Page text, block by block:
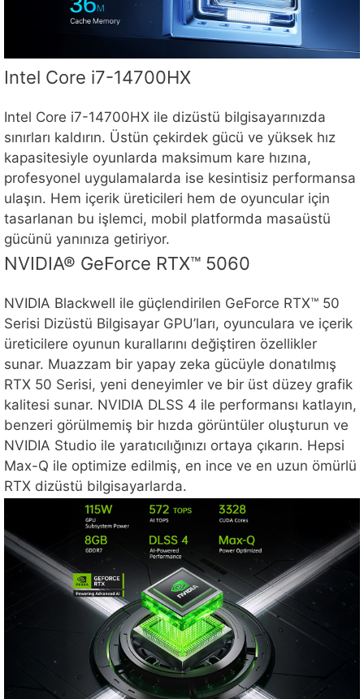
Intel Core i7-14700HX
Intel Core i7-14700HX ile dizüstü bilgisayarınızda
sınırları kaldırın. Üstün çekirdek gücü ve yüksek hız
kapasitesiyle oyunlarda maksimum kare hızına,
profesyonel uygulamalarda ise kesintisiz performansa
ulaşın. Hem içerik üreticileri hem de oyuncular için
tasarlanan bu işlemci, mobil platformda masaüstü
gücünü yanınıza getiriyor.
NVIDIA® GeForce RTX™ 5060
NVIDIA Blackwell ile güçlendirilen GeForce RTX™ 50
Serisi Dizüstü Bilgisayar GPU’ları, oyunculara ve içerik
üreticilere oyunun kurallarını değiştiren özellikler
sunar. Muazzam bir yapay zeka gücüyle donatılmış
RTX 50 Serisi, yeni deneyimler ve bir üst düzey grafik
kalitesi sunar. NVIDIA DLSS 4 ile performansı katlayın,
benzeri görülmemiş bir hızda görüntüler oluşturun ve
NVIDIA Studio ile yaratıcılığınızı ortaya çıkarın. Hepsi
Max-Q ile optimize edilmiş, en ince ve en uzun ömürlü
RTX dizüstü bilgisayarlarda.